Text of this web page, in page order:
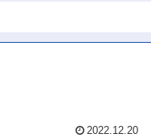
2022.12.20